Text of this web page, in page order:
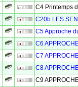
C4 Printemps
C20b LES
C5 Approche
C6
C7
C8
C9